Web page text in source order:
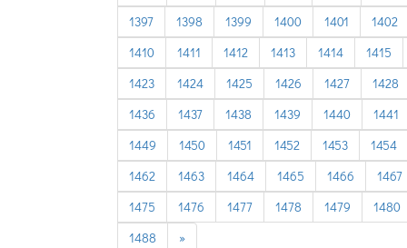
1397
1398 1399 1400 1401
1402
1410
1411 1412 1413 1414
1415
1423
1424 1425 1426 1427
1428
1436
1437 1438 1439 1440
1441
1449
1450 1451 1452 1453
1454
1462
1463 1464 1465 1466
1467
1475
1476 1477 1478 1479
1480
1488
»next